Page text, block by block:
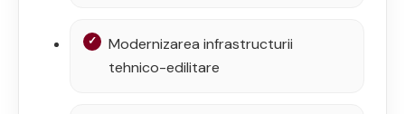
Modernizarea infrastructurii
tehnico-edilitare